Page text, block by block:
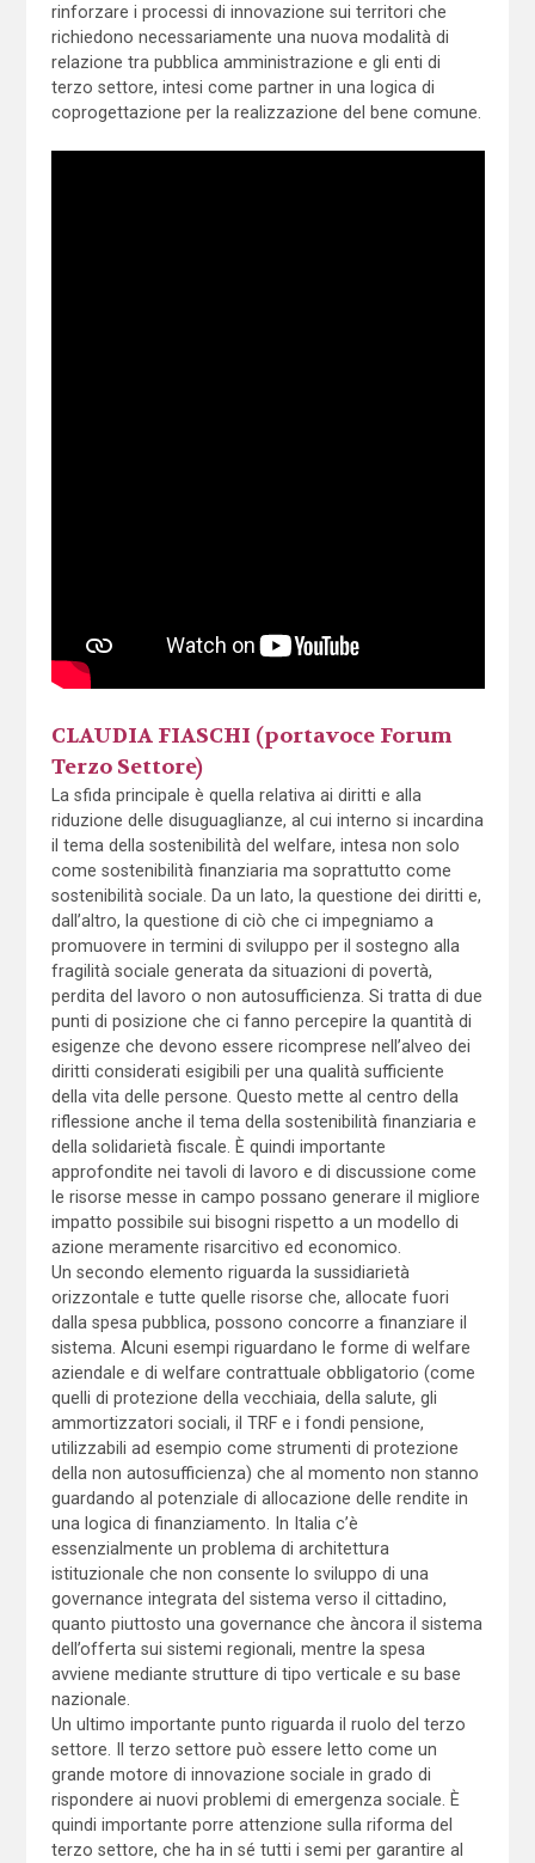
rinforzare i processi di innovazione sui territori che
richiedono necessariamente una nuova modalità di
relazione tra pubblica amministrazione e gli enti di
terzo settore, intesi come partner in una logica di
coprogettazione per la realizzazione del bene comune.
CLAUDIA FIASCHI (portavoce Forum
Terzo Settore)
La sfida principale è quella relativa ai diritti e alla
riduzione delle disuguaglianze, al cui interno si incardina
il tema della sostenibilità del welfare, intesa non solo
come sostenibilità finanziaria ma soprattutto come
sostenibilità sociale. Da un lato, la questione dei diritti e,
dall’altro, la questione di ciò che ci impegniamo a
promuovere in termini di sviluppo per il sostegno alla
fragilità sociale generata da situazioni di povertà,
perdita del lavoro o non autosufficienza. Si tratta di due
punti di posizione che ci fanno percepire la quantità di
esigenze che devono essere ricomprese nell’alveo dei
diritti considerati esigibili per una qualità sufficiente
della vita delle persone. Questo mette al centro della
riflessione anche il tema della sostenibilità finanziaria e
della solidarietà fiscale. È quindi importante
approfondite nei tavoli di lavoro e di discussione come
le risorse messe in campo possano generare il migliore
impatto possibile sui bisogni rispetto a un modello di
azione meramente risarcitivo ed economico.
Un secondo elemento riguarda la sussidiarietà
orizzontale e tutte quelle risorse che, allocate fuori
dalla spesa pubblica, possono concorre a finanziare il
sistema. Alcuni esempi riguardano le forme di welfare
aziendale e di welfare contrattuale obbligatorio (come
quelli di protezione della vecchiaia, della salute, gli
ammortizzatori sociali, il TRF e i fondi pensione,
utilizzabili ad esempio come strumenti di protezione
della non autosufficienza) che al momento non stanno
guardando al potenziale di allocazione delle rendite in
una logica di finanziamento. In Italia c’è
essenzialmente un problema di architettura
istituzionale che non consente lo sviluppo di una
governance integrata del sistema verso il cittadino,
quanto piuttosto una governance che àncora il sistema
dell’offerta sui sistemi regionali, mentre la spesa
avviene mediante strutture di tipo verticale e su base
nazionale.
Un ultimo importante punto riguarda il ruolo del terzo
settore. Il terzo settore può essere letto come un
grande motore di innovazione sociale in grado di
rispondere ai nuovi problemi di emergenza sociale. È
quindi importante porre attenzione sulla riforma del
terzo settore, che ha in sé tutti i semi per garantire al